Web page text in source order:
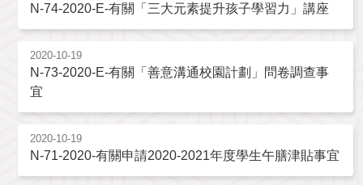
N-74-2020-E-有關「三大元素提升孩子學習力」講座
2020-10-19
N-73-2020-E-有關「善意溝通校園計劃」問卷調查事
宜
2020-10-19
N-71-2020-有關申請2020-2021年度學生午膳津貼事宜